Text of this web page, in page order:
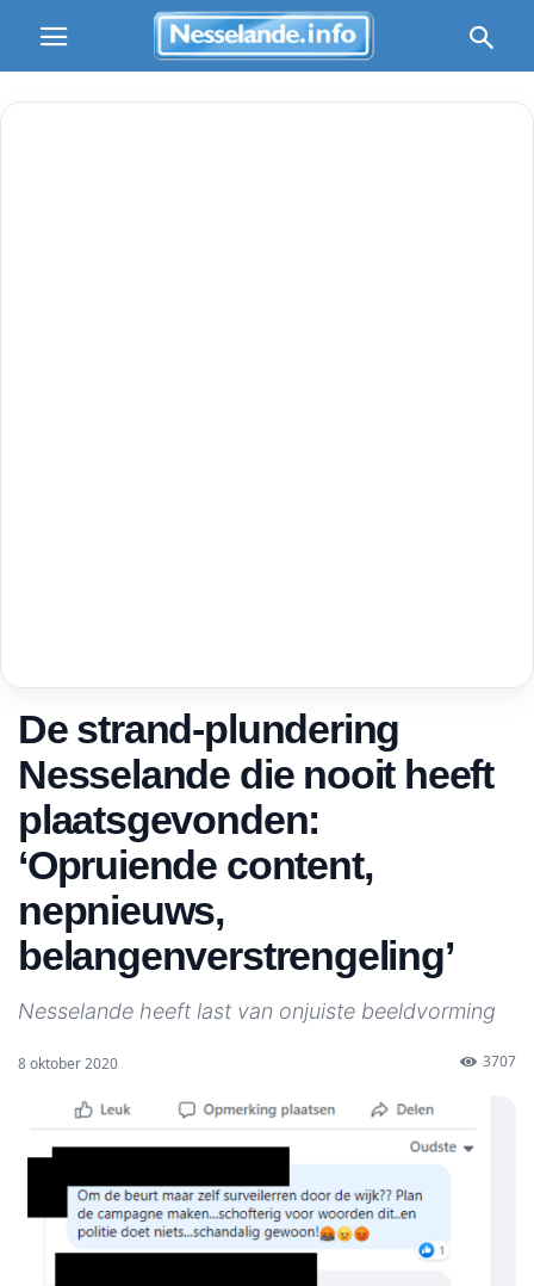
De strand-plundering
Nesselande die nooit heeft
plaatsgevonden:
‘Opruiende content,
nepnieuws,
belangenverstrengeling’
Nesselande heeft last van onjuiste beeldvorming
8 oktober 2020 3707